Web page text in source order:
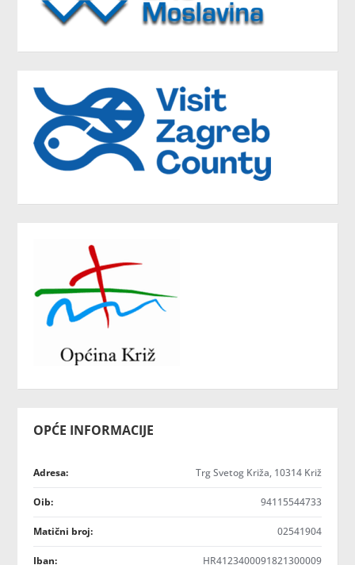
OPĆE INFORMACIJE
Adresa: Trg Svetog Križa, 10314 Križ
Oib: 94115544733
Matični broj: 02541904
Iban: HR4123400091821300009